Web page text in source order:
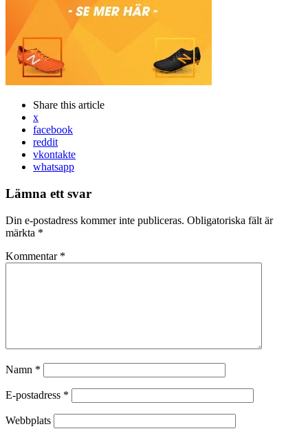
Share this article
x
facebook
reddit
vkontakte
whatsapp
Lämna ett svar
Din e-postadress kommer inte publiceras. Obligatoriska fält är
märkta *
Kommentar *
Namn *
E-postadress *
Webbplats